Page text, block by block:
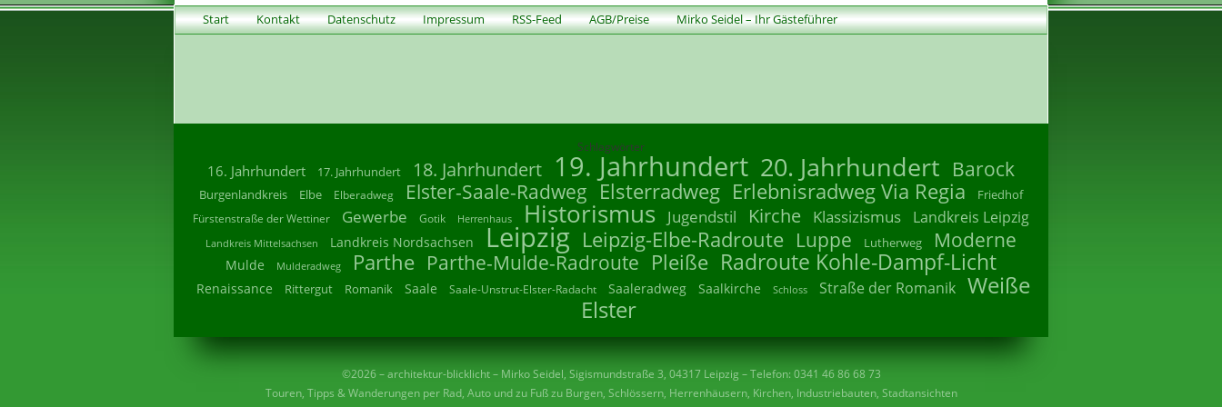
Start Kontakt Datenschutz Impressum RSS-Feed AGB/Preise Mirko Seidel – Ihr Gästeführer
Schlagwörter
16. Jahrhundert 17. Jahrhundert 18. Jahrhundert 19. Jahrhundert 20. Jahrhundert Barock
Burgenlandkreis Elbe Elberadweg Elster-Saale-Radweg Elsterradweg Erlebnisradweg Via Regia Friedhof
Fürstenstraße der Wettiner Gewerbe Gotik Herrenhaus Historismus Jugendstil Kirche Klassizismus Landkreis Leipzig
Landkreis Mittelsachsen Landkreis Nordsachsen Leipzig Leipzig-Elbe-Radroute Luppe Lutherweg Moderne
Mulde Mulderadweg Parthe Parthe-Mulde-Radroute Pleiße Radroute Kohle-Dampf-Licht
Renaissance Rittergut Romanik Saale Saale-Unstrut-Elster-Radacht Saaleradweg Saalkirche Schloss Straße der Romanik Weiße
Elster
©2026 – architektur-blicklicht – Mirko Seidel, Sigismundstraße 3, 04317 Leipzig – Telefon: 0341 46 86 68 73
Touren, Tipps & Wanderungen per Rad, Auto und zu Fuß zu Burgen, Schlössern, Herrenhäusern, Kirchen, Industriebauten, Stadtansichten